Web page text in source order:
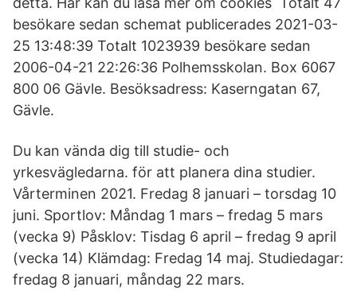
besökare sedan schemat publicerades 2021-03-
25 13:48:39 Totalt 1023939 besökare sedan
2006-04-21 22:26:36 Polhemsskolan. Box 6067
800 06 Gävle. Besöksadress: Kaserngatan 67,
Gävle.
Du kan vända dig till studie- och
yrkesvägledarna. för att planera dina studier.
Vårterminen 2021. Fredag 8 januari – torsdag 10
juni. Sportlov: Måndag 1 mars – fredag 5 mars
(vecka 9) Påsklov: Tisdag 6 april – fredag 9 april
(vecka 14) Klämdag: Fredag 14 maj. Studiedagar:
fredag 8 januari, måndag 22 mars.